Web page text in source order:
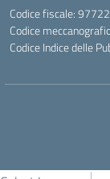
Codice fiscale:
Codice
Codice Indice delle